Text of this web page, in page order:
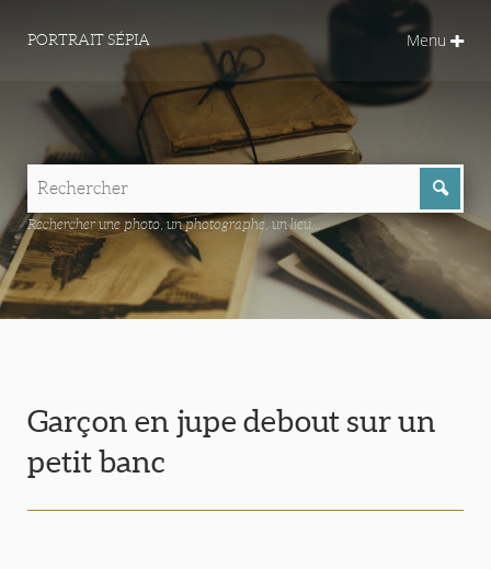
PORTRAIT SÉPIA Menu
Rechercher une photo, un photographe, un lieu...
Garçon en jupe debout sur un
petit banc